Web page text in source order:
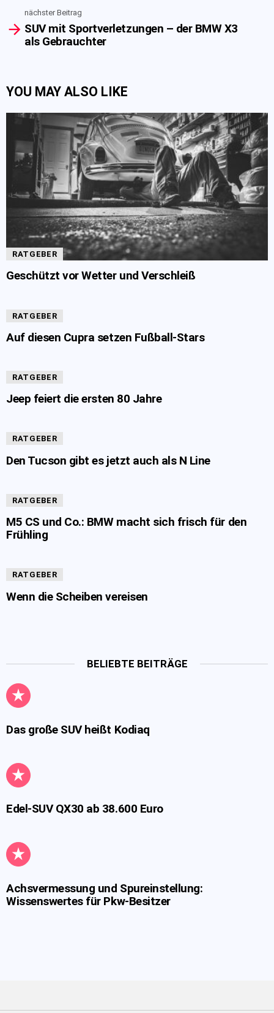
nächster Beitrag
SUV mit Sportverletzungen – der BMW X3
als Gebrauchter
YOU MAY ALSO LIKE
RATGEBER
Geschützt vor Wetter und Verschleiß
RATGEBER
Auf diesen Cupra setzen Fußball-Stars
RATGEBER
Jeep feiert die ersten 80 Jahre
RATGEBER
Den Tucson gibt es jetzt auch als N Line
RATGEBER
M5 CS und Co.: BMW macht sich frisch für den
Frühling
RATGEBER
Wenn die Scheiben vereisen
BELIEBTE BEITRÄGE
Das große SUV heißt Kodiaq
Edel-SUV QX30 ab 38.600 Euro
Achsvermessung und Spureinstellung:
Wissenswertes für Pkw-Besitzer